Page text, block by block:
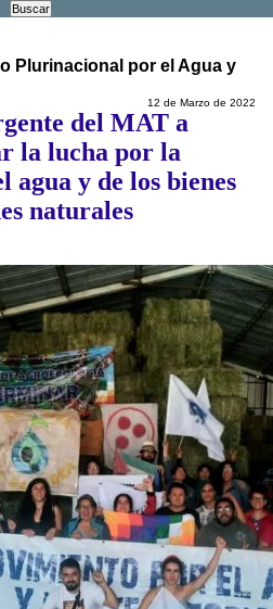
Plurinacional por el Agua y
12 de Marzo de 2022
del MAT a
la lucha por la
agua y de los bienes
naturales